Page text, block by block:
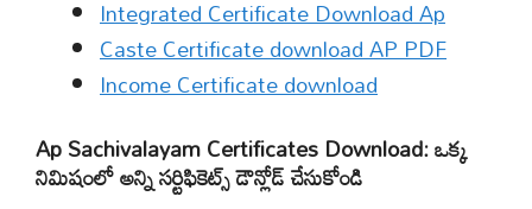
Integrated Certificate Download Ap
Caste Certificate download AP PDF
Income Certificate download
Ap Sachivalayam Certificates Download: ఒక్క
నిమిషంలో అన్ని సర్టిఫికెట్స్ డౌన్లోడ్ చేసుకోండి